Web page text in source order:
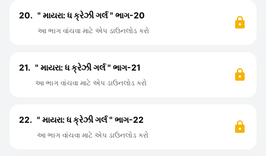
20. " માયરા: ધ ક્રેઝી ગર્લ " ભાગ-20
આ ભાગ વાંચવા માટે એપ ડાઉનલોડ કરો
21. " માયરા: ધ ક્રેઝી ગર્લ " ભાગ-21
આ ભાગ વાંચવા માટે એપ ડાઉનલોડ કરો
22. " માયરા: ધ ક્રેઝી ગર્લ " ભાગ-22
આ ભાગ વાંચવા માટે એપ ડાઉનલોડ કરો